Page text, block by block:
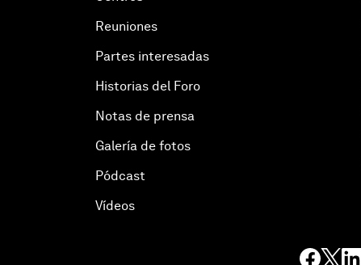
Reuniones
Partes interesadas
Historias del Foro
Notas de prensa
Galería de fotos
Pódcast
Vídeos